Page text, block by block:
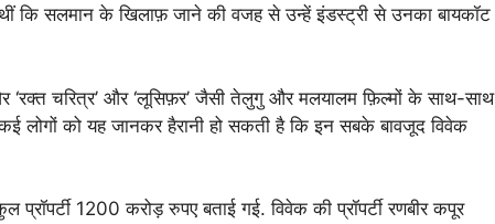
कि सलमान के खिलाफ़ जाने की वजह से उन्हें इंडस्ट्री से उनका बायकॉट
चरित्र’ और ‘लूसिफ़र’ जैसी तेलुगु और मलयालम फ़िल्मों के साथ-साथ
लोगों को यह जानकर हैरानी हो सकती है कि इन सबके बावजूद विवेक
1200 करोड़ रुपए बताई गई. विवेक की प्रॉपर्टी रणबीर कपूर